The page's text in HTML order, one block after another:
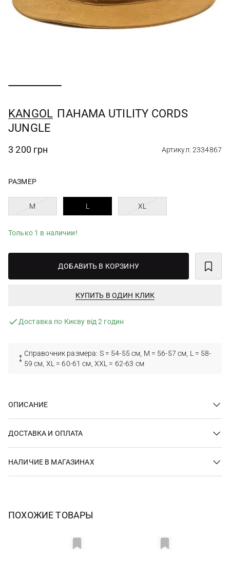
KANGOL ПАНАМА UTILITY CORDS
JUNGLE
3 200 грн Артикул: 2334867
РАЗМЕР
M L XL
Только 1 в наличии!
ДОБАВИТЬ В КОРЗИНУ
КУПИТЬ В ОДИН КЛИК
Доставка по Києву від 2 годин
Справочник размера: S = 54-55 см, M = 56-57 см, L = 58-
59 см, XL = 60-61 см, XXL = 62-63 см
ОПИСАНИЕ
ДОСТАВКА И ОПЛАТА
НАЛИЧИЕ В МАГАЗИНАХ
ПОХОЖИЕ ТОВАРЫ